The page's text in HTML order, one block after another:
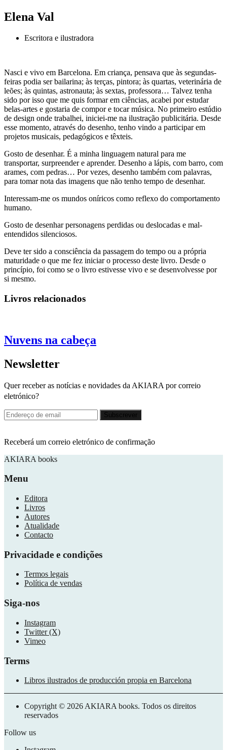
Elena Val
Escritora e ilustradora
Nasci e vivo em Barcelona. Em criança, pensava que às segundas-
feiras podia ser bailarina; às terças, pintora; às quartas, veterinária de
leões; às quintas, astronauta; às sextas, professora… Talvez tenha
sido por isso que me quis formar em ciências, acabei por estudar
belas-artes e gostaria de compor e tocar música. No primeiro estúdio
de design onde trabalhei, iniciei-me na ilustração publicitária. Desde
esse momento, através do desenho, tenho vindo a participar em
projetos musicais, pedagógicos e têxteis.
Gosto de desenhar. É a minha linguagem natural para me
transportar, surpreender e aprender. Desenho a lápis, com barro, com
arames, com pedras… Por vezes, desenho também com palavras,
para tomar nota das imagens que não tenho tempo de desenhar.
Interessam-me os mundos oníricos como reflexo do comportamento
humano.
Gosto de desenhar personagens perdidas ou deslocadas e mal-
entendidos silenciosos.
Deve ter sido a consciência da passagem do tempo ou a própria
maturidade o que me fez iniciar o processo deste livro. Desde o
princípio, foi como se o livro estivesse vivo e se desenvolvesse por
si mesmo.
Livros relacionados
Nuvens na cabeça
Newsletter
Quer receber as notícias e novidades da AKIARA por correio
eletrónico?
Receberá um correio eletrónico de confirmação
AKIARA books
Menu
Editora
Livros
Autores
Atualidade
Contacto
Privacidade e condições
Termos legais
Política de vendas
Siga-nos
Instagram
Twitter (X)
Vimeo
Terms
Libros ilustrados de producción propia en Barcelona
Copyright © 2026 AKIARA books. Todos os direitos
reservados
Follow us